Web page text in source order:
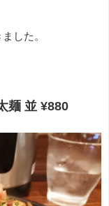
した。
麺 並 ¥880